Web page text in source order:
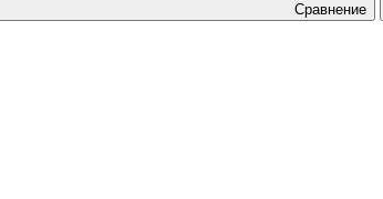
Сравнение